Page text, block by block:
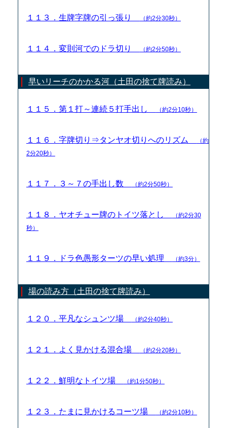
１１３．生牌字牌の引っ張り （約2分30秒）
１１４．変則河でのドラ切り （約2分50秒）
早いリーチのかかる河（土田の捨て牌読み）
１１５．第１打～連続５打手出し （約2分10秒）
１１６．字牌切り⇒タンヤオ切りへのリズム
（約
2分20秒）
１１７．３～７の手出し数 （約2分50秒）
１１８．ヤオチュー牌のトイツ落とし
（約2分30
秒）
１１９．ドラ色愚形ターツの早い処理 （約3分）
場の読み方（土田の捨て牌読み）
１２０．平凡なシュンツ場 （約2分40秒）
１２１．よく見かける混合場 （約2分20秒）
１２２．鮮明なトイツ場 （約1分50秒）
１２３．たまに見かけるコーツ場 （約2分10秒）